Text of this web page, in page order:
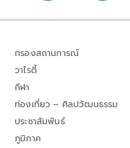
กรองสถานการณ์
วาไรตี้
กีฬา
ท่องเที่ยว – ศิลปวัฒนธรรม
ประชาสัมพันธ์
ภูมิภาค